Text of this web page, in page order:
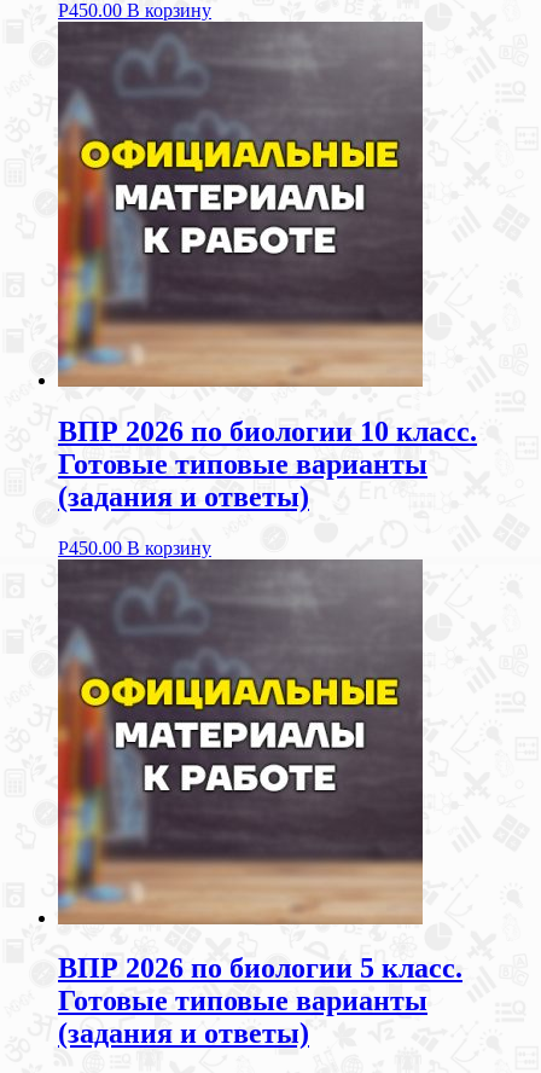
Р450.00 В корзину
ВПР 2026 по биологии 10 класс.
Готовые типовые варианты
(задания и ответы)
Р450.00 В корзину
ВПР 2026 по биологии 5 класс.
Готовые типовые варианты
(задания и ответы)